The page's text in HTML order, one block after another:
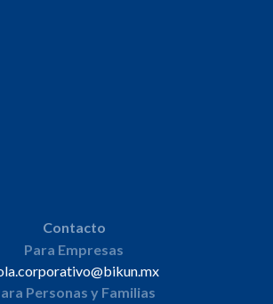
Contacto
Para Empresas
Personas y Familias